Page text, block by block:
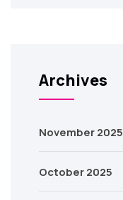
Archives
November 2025
October 2025